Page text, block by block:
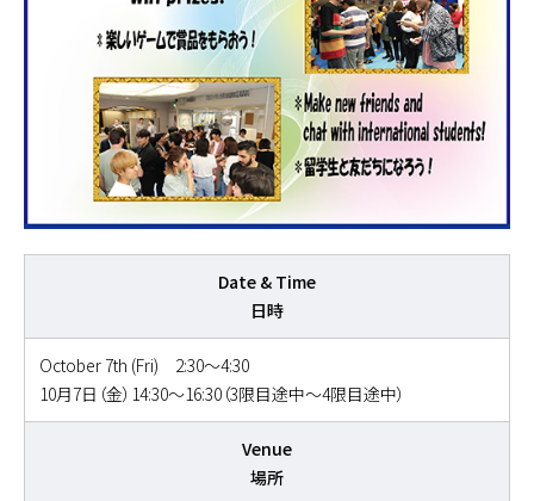
Date & Time
日時
October 7th (Fri) 2:30～4:30
10月7日（金）14:30～16:30（3限目途中～4限目途中）
Venue
場所